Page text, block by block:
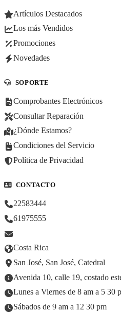
Artículos Destacados
Los más Vendidos
Promociones
Novedades
SOPORTE
Comprobantes Electrónicos
Consultar Reparación
¿Dónde Estamos?
Condiciones del Servicio
Política de Privacidad
CONTACTO
22583444
61975555
Costa Rica
San José, San José, Catedral
Avenida 10, calle 19, costado
Lunes a Viernes de 8 am a 5 30
Sábados de 9 am a 12 30 pm